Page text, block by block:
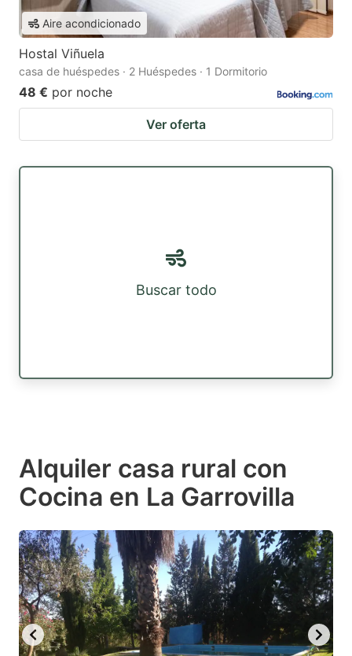
Aire acondicionado
Hostal Viñuela
casa de huéspedes · 2 Huéspedes · 1 Dormitorio
48 € por noche
Ver oferta
Buscar todo
Alquiler casa rural con
Cocina en La Garrovilla